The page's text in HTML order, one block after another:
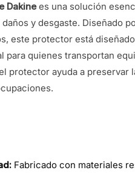
Dakinees una solución
y desgaste. Diseñado
este protector está
para quienes transportan
protector ayuda a preservar
Fabricado con materiales